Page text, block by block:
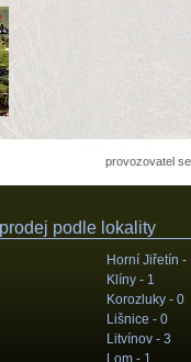
provozovatel
podle lokality
Horní Jiřetín -
Klíny - 1
Korozluky - 0
Lišnice - 0
Litvínov - 3
Lom - 1